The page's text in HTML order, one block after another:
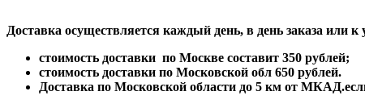
Доставка осуществляется каждый день, в день заказа или к
стоимость доставки по Москве составит 350 рублей;
стоимость доставки по Московской обл 650 рублей.
Доставка по Московской области до 5 км от